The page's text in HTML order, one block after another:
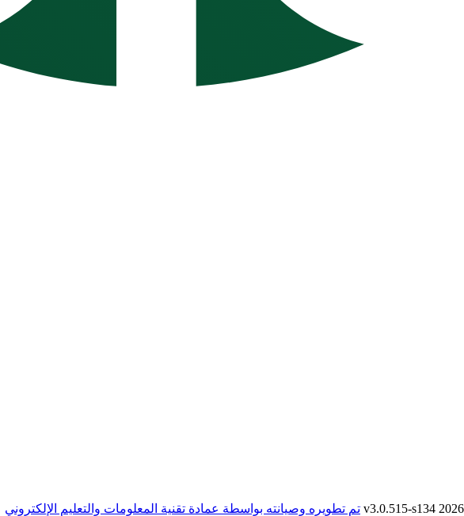
تم تطويره وصيانته بواسطة عمادة تقنية المعلومات والتعليم الإلكتروني